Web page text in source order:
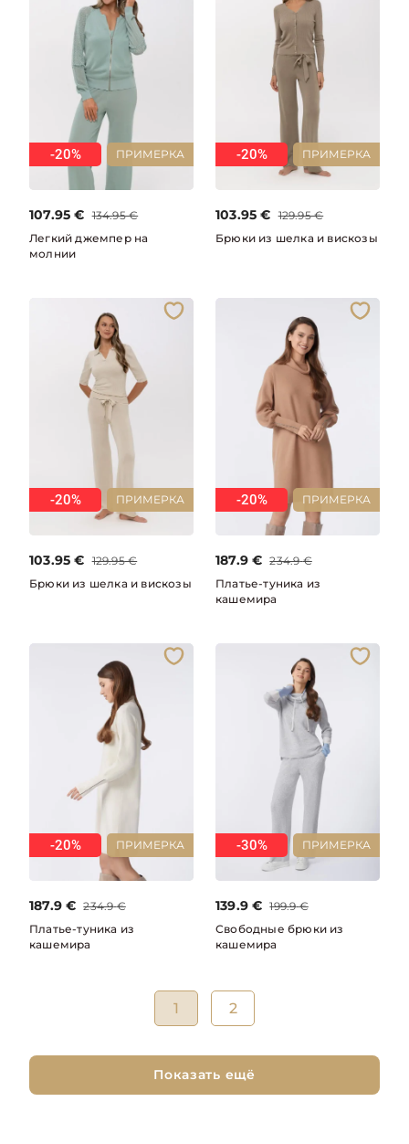
ПРИМЕРКА
-20%
107.95 € 134.95 €
Легкий джемпер на
молнии
ПРИМЕРКА
-20%
103.95 € 129.95 €
Брюки из шелка и вискозы
ПРИМЕРКА
-20%
103.95 € 129.95 €
Брюки из шелка и вискозы
ПРИМЕРКА
-20%
187.9 € 234.9 €
Платье-туника из
кашемира
ПРИМЕРКА
-20%
187.9 € 234.9 €
Платье-туника из
кашемира
ПРИМЕРКА
-30%
139.9 € 199.9 €
Свободные брюки из
кашемира
1 2
Показать ещё